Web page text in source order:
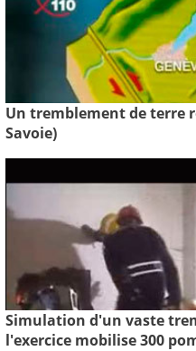
Un tremblement de terre
Savoie)
Simulation d'un vaste
l'exercice mobilise 300